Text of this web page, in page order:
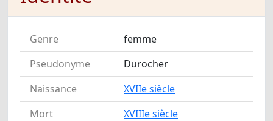
Genre
femme
Pseudonyme
Durocher
Naissance
XVIIe siècle
Mort
XVIIIe siècle